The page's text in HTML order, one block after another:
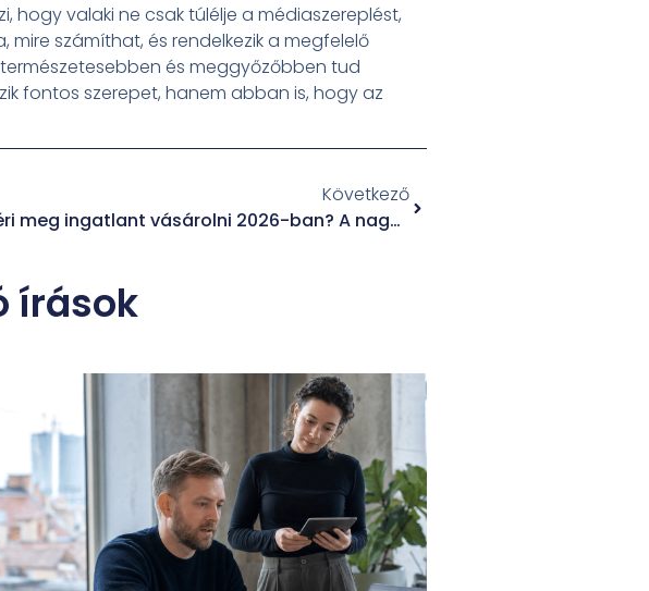
hogy valaki ne csak túlélje a médiaszereplést,
számíthat, és rendelkezik a megfelelő
és meggyőzőbben tud
fontos szerepet, hanem abban is, hogy az
Következő
Hol éri meg ingatlant vásárolni 2026-ban? A nagy globális összehasonlítás
írások